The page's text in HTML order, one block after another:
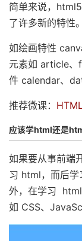
简单来说，
了许多新的特性。
如绘画特性
元素如 article
件 calendar、
推荐微课：
应该学html还是
如果要从事前端
习 html，而后
外，在学习
如 CSS、